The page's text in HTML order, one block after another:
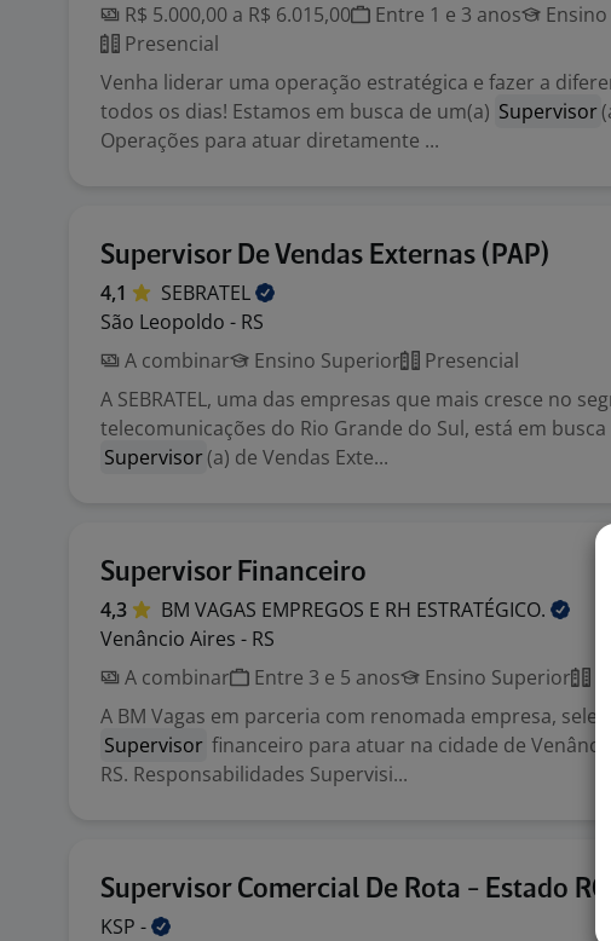
R$ 5.000,00 a R$ 6.015,00
Entre 1 e 3 anos
Presencial
Venha liderar uma operação estratégica e fazer a
todos os dias! Estamos em busca de um(a) Supervisor
Operações para atuar diretamente ...
Supervisor De Vendas Externas (PAP)
4,1
SEBRATEL
São Leopoldo - RS
A combinar
Ensino Superior
Presencial
A SEBRATEL, uma das empresas que mais cresce no
telecomunicações do Rio Grande do Sul, está em busca
Supervisor(a) de Vendas Exte...
Supervisor Financeiro
4,3 BM VAGAS EMPREGOS E RH ESTRATÉGICO.
Venâncio Aires - RS
A combinar
Entre 3 e 5 anos Ensino Superior
A BM Vagas em parceria com renomada empresa,
Supervisor financeiro para atuar na cidade de
RS. Responsabilidades Supervisi...
Supervisor Comercial De Rota - Estado RGS
KSP -